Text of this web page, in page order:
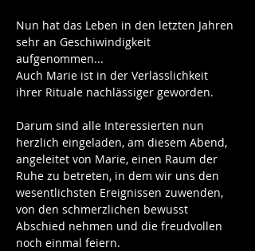
Nun hat das Leben in den letzten Jahren
sehr an Geschiwindigkeit
aufgenommen...
Auch Marie ist in der Verlässlichkeit
ihrer Rituale nachlässiger geworden.
Darum sind alle Interessierten nun
herzlich eingeladen, am diesem Abend,
angeleitet von Marie, einen Raum der
Ruhe zu betreten, in dem wir uns den
wesentlichsten Ereignissen zuwenden,
von den schmerzlichen bewusst
Abschied nehmen und die freudvollen
noch einmal feiern.